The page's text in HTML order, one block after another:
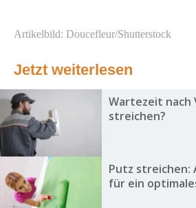
Artikelbild: Doucefleur/Shutterstock
Jetzt weiterlesen
Wartezeit nach
streichen?
Putz streichen:
für ein